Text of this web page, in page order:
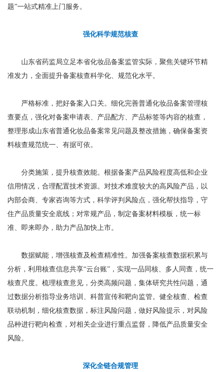
题”一站式精准上门服务。
强化科学规范核查
山东省药监局立足本省化妆品备案监管实际，聚焦关键环节精
准发力，全面提升备案核查科学化、规范化水平。
严格标准，把好备案入口关。细化完善普通化妆品备案管理核
查要点，强化对备案申请表、产品配方、产品标签等内容的核查，
整理形成山东省普通化妆品备案常见问题及整改措施，确保备案资
料核查规范统一、有据可依。
分类施策，提升核查效能。根据备案产品风险程度高低和企业
信用情况，合理配置技术资源。对技术难度较大的高风险产品，以
内部会商、专家咨询等方式，科学评判风险点，强化帮扶指导，守
住产品质量安全底线；对常规产品，制定备案材料模板，统一标
准、即来即办，助力产品加快上市。
数据赋能，增强核查及检查精准性。加强备案核查数据积累与
分析，利用核查信息共享“云台账”，实现一品同核、多人同查，统一
核查尺度。梳理核查意见，分类高频问题，集体研究共性问题，通
过数据分析指导业务培训、科普宣传和靶向监管。健全核查、检查
联动机制，细化核查数据，标注风险问题，做好风险提示，对风险
品种进行靶向检查，对相关企业进行重点监督，降低产品质量安全
风险。
深化全链合规管理